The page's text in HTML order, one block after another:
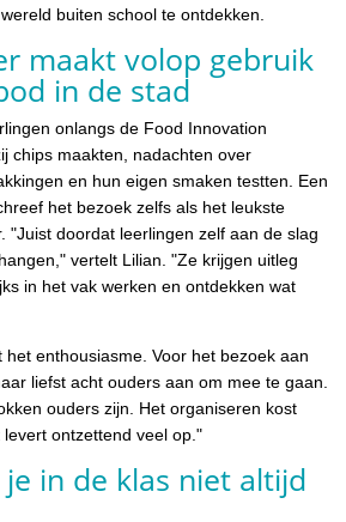
buiten school te ontdekken.
maakt volop gebruik
in de stad
onlangs de Food Innovation
chips maakten, nadachten over
en hun eigen smaken testten. Een
het bezoek zelfs als het leukste
"Juist doordat leerlingen zelf aan de slag
vertelt Lilian. "Ze krijgen uitleg
in het vak werken en ontdekken wat
enthousiasme. Voor het bezoek aan
liefst acht ouders aan om mee te gaan.
ouders zijn. Het organiseren kost
ontzettend veel op."
in de klas niet altijd